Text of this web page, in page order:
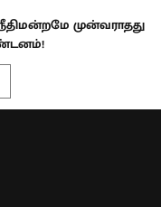
முன்வராதது